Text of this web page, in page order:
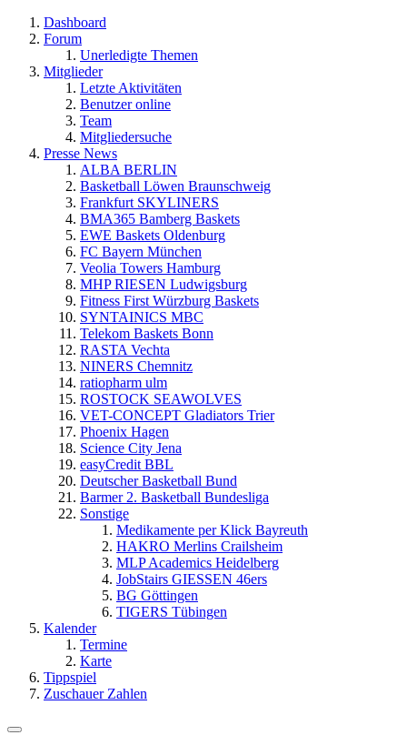
Dashboard
Forum
Unerledigte Themen
Mitglieder
Letzte Aktivitäten
Benutzer online
Team
Mitgliedersuche
Presse News
ALBA BERLIN
Basketball Löwen Braunschweig
Frankfurt SKYLINERS
BMA365 Bamberg Baskets
EWE Baskets Oldenburg
FC Bayern München
Veolia Towers Hamburg
MHP RIESEN Ludwigsburg
Fitness First Würzburg Baskets
SYNTAINICS MBC
Telekom Baskets Bonn
RASTA Vechta
NINERS Chemnitz
ratiopharm ulm
ROSTOCK SEAWOLVES
VET-CONCEPT Gladiators Trier
Phoenix Hagen
Science City Jena
easyCredit BBL
Deutscher Basketball Bund
Barmer 2. Basketball Bundesliga
Sonstige
Medikamente per Klick Bayreuth
HAKRO Merlins Crailsheim
MLP Academics Heidelberg
JobStairs GIESSEN 46ers
BG Göttingen
TIGERS Tübingen
Kalender
Termine
Karte
Tippspiel
Zuschauer Zahlen